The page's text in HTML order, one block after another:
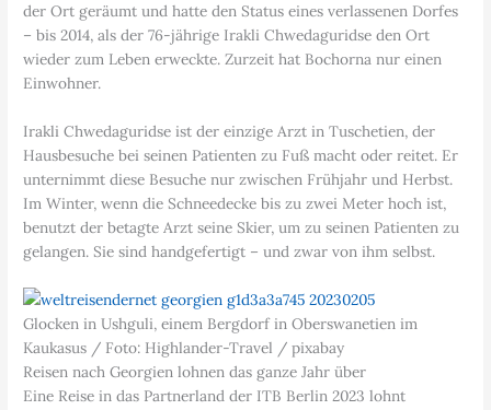
der Ort geräumt und hatte den Status eines verlassenen Dorfes
– bis 2014, als der 76-jährige Irakli Chwedaguridse den Ort
wieder zum Leben erweckte. Zurzeit hat Bochorna nur einen
Einwohner.
Irakli Chwedaguridse ist der einzige Arzt in Tuschetien, der
Hausbesuche bei seinen Patienten zu Fuß macht oder reitet. Er
unternimmt diese Besuche nur zwischen Frühjahr und Herbst.
Im Winter, wenn die Schneedecke bis zu zwei Meter hoch ist,
benutzt der betagte Arzt seine Skier, um zu seinen Patienten zu
gelangen. Sie sind handgefertigt – und zwar von ihm selbst.
Glocken in Ushguli, einem Bergdorf in Oberswanetien im
Kaukasus / Foto: Highlander-Travel / pixabay
Reisen nach Georgien lohnen das ganze Jahr über
Eine Reise in das Partnerland der ITB Berlin 2023 lohnt